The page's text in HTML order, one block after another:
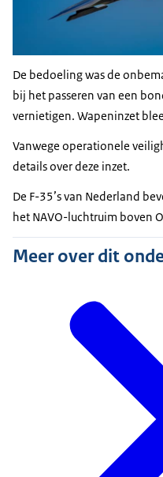
De bedoeling was de
bij het passeren van een
vernietigen. Wapeninzet
Vanwege operationele
details over deze inzet.
De F-35’s van Nederland
het NAVO-luchtruim boven
Meer over dit